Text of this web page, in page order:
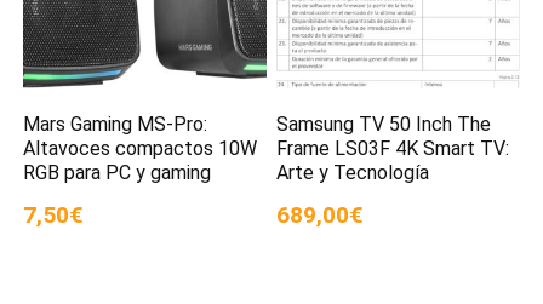
Mars Gaming MS-Pro:
Altavoces compactos 10W
RGB para PC y gaming
7,50€
Samsung TV 50 Inch The
Frame LS03F 4K Smart TV:
Arte y Tecnología
689,00€